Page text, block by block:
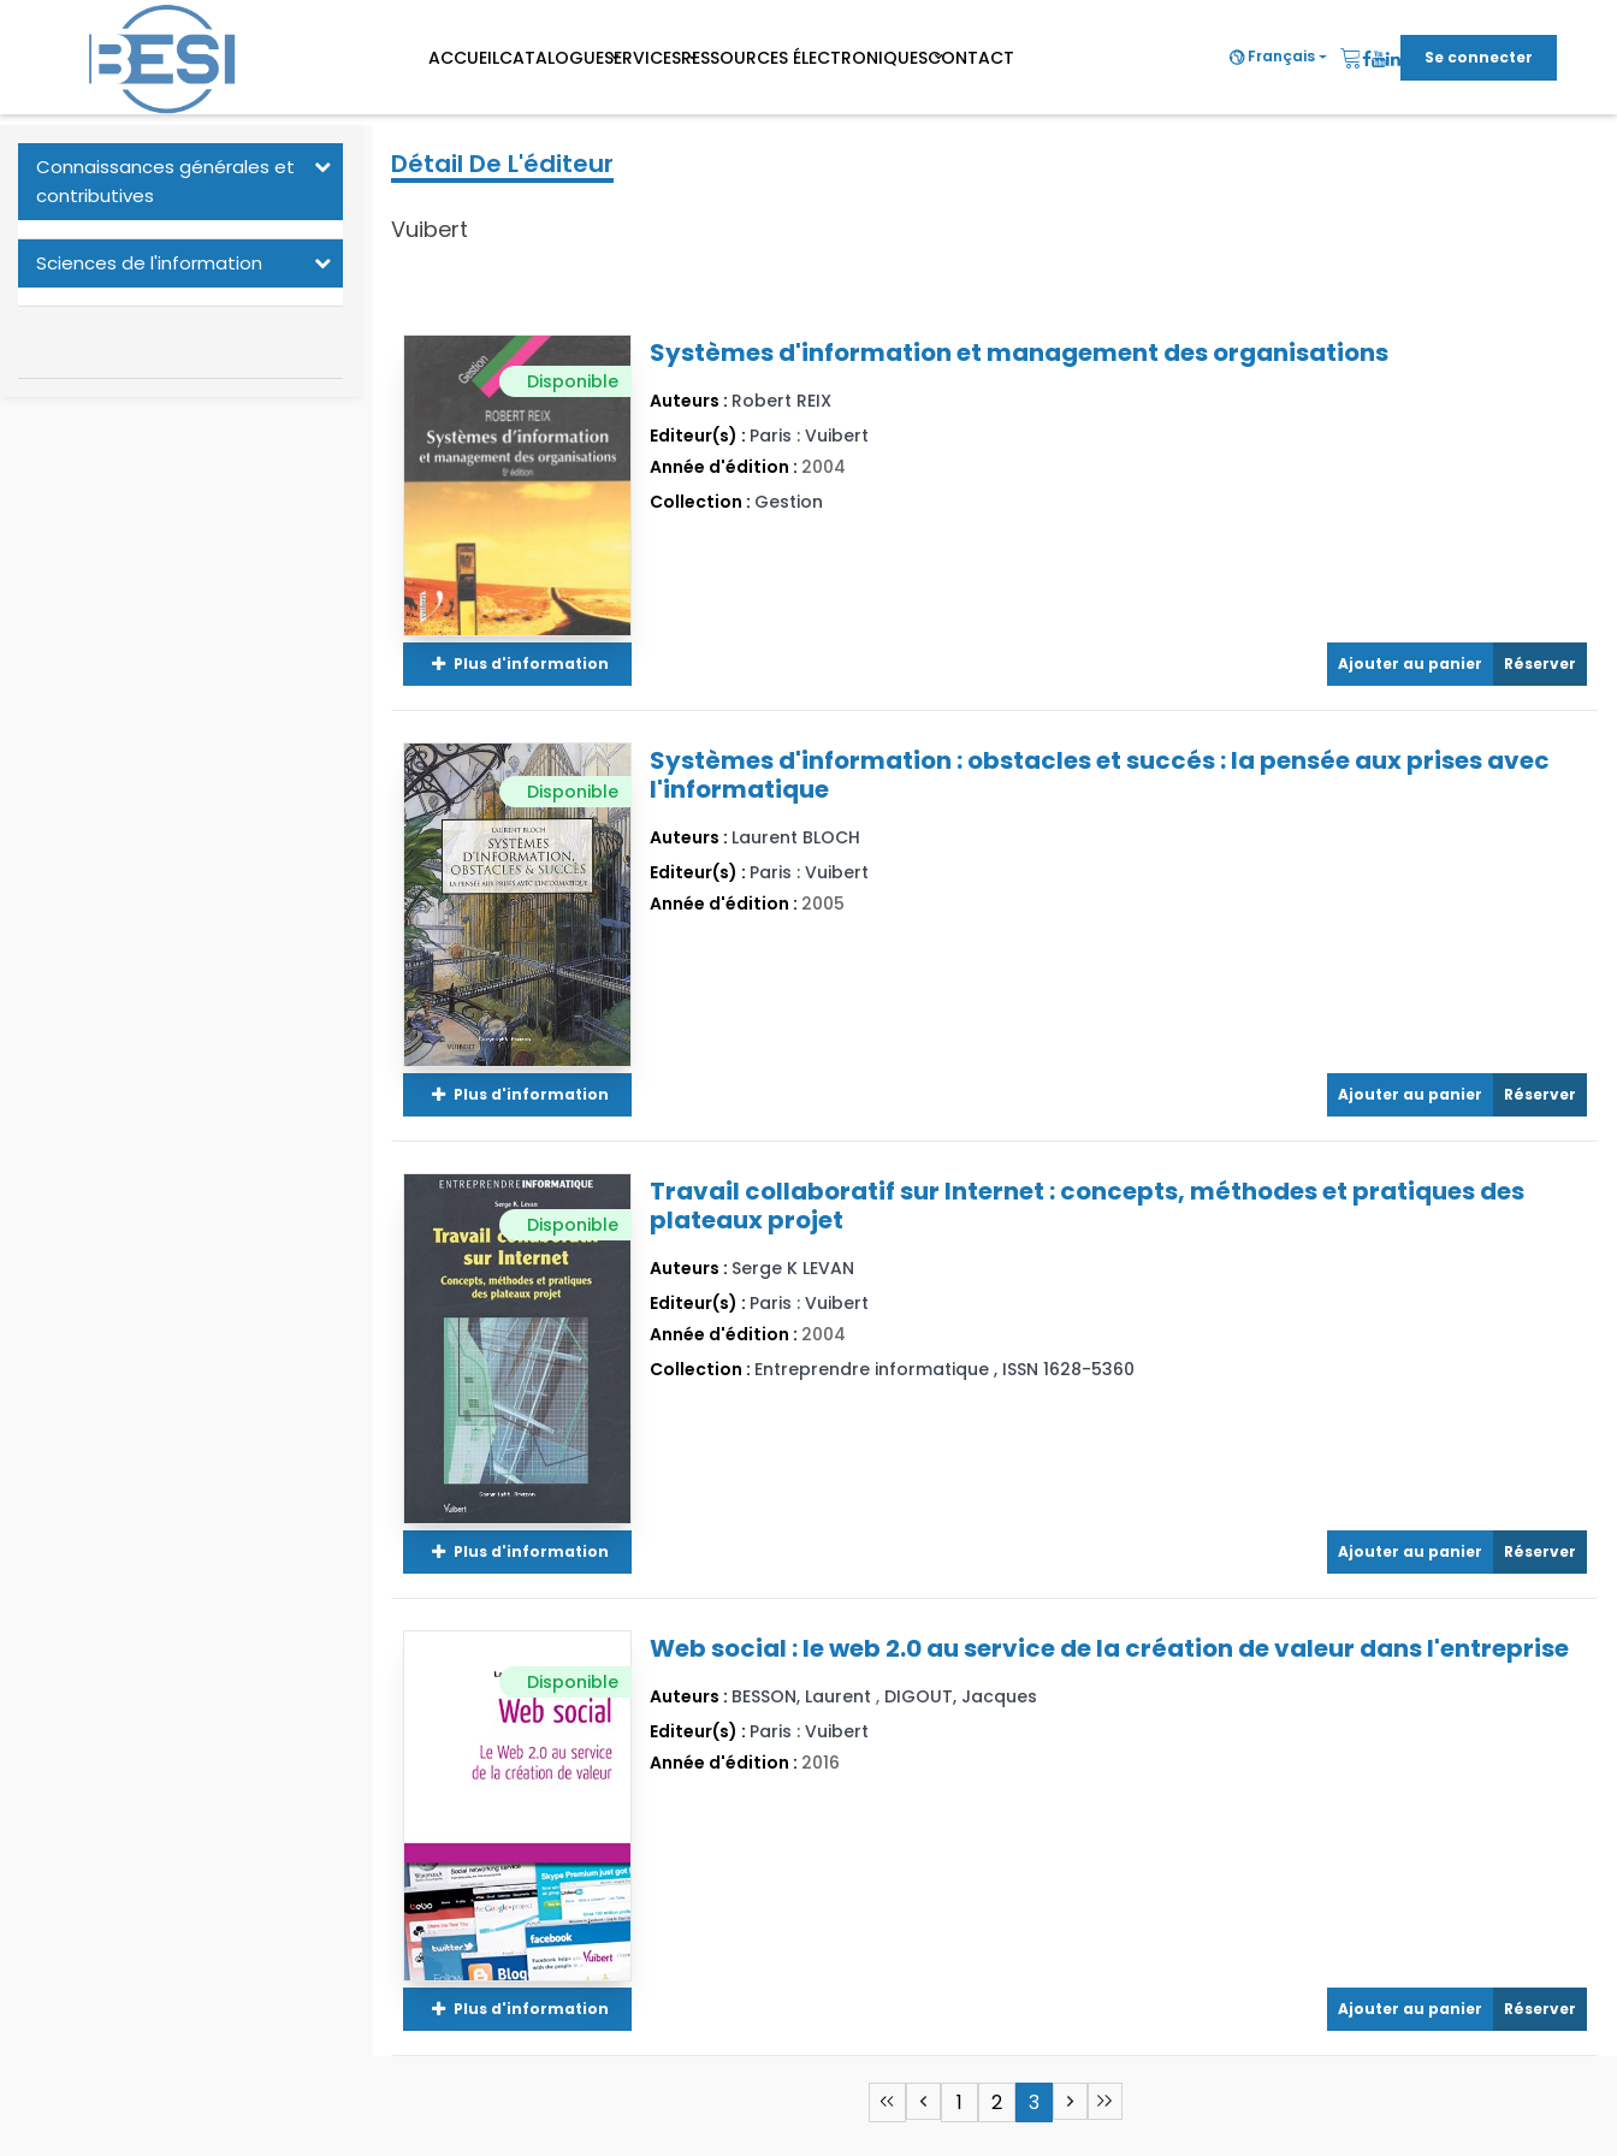
ACCUEILCATALOGUESERVICESRESSOURCES ÉLECTRONIQUESCONTACT Français Se connecter
Détail De L'éditeur
Vuibert
Disponible
Systèmes d'information et management des organisations
Auteurs : Robert REIX
Editeur(s) : Paris : Vuibert
Année d'édition : 2004
Collection : Gestion
Plus d'information Ajouter au panier Réserver
Disponible
Systèmes d'information : obstacles et succés : la pensée aux prises avec
l'informatique
Auteurs : Laurent BLOCH
Editeur(s) : Paris : Vuibert
Année d'édition : 2005
Plus d'information Ajouter au panier Réserver
Disponible
Travail collaboratif sur Internet : concepts, méthodes et pratiques des
plateaux projet
Auteurs : Serge K LEVAN
Editeur(s) : Paris : Vuibert
Année d'édition : 2004
Collection : Entreprendre informatique , ISSN 1628-5360
Plus d'information Ajouter au panier Réserver
Disponible
Web social : le web 2.0 au service de la création de valeur dans l'entreprise
Auteurs : BESSON, Laurent , DIGOUT, Jacques
Editeur(s) : Paris : Vuibert
Année d'édition : 2016
Plus d'information Ajouter au panier Réserver
1 2 3
Connaissances générales et
contributives
Sciences de l'information